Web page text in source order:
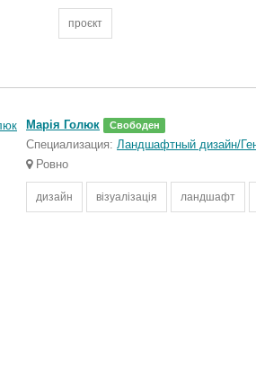
проєкт
Марія Голюк Свободен
Специализация: Ландшафтный дизайн/
Ровно
дизайн візуалізація ландшафт